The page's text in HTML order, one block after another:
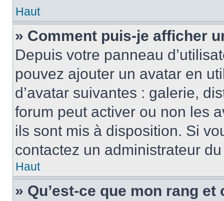
Haut
» Comment puis-je afficher
Depuis votre panneau
pouvez ajouter un avatar en
d’avatar suivantes : galerie,
forum peut activer ou non les
ils sont mis à disposition. Si
contactez un administrateur
Haut
» Qu’est-ce que mon rang